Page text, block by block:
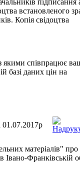
підписання
встановленого
Копія свідоцтва
якими співпрацює
базі даних цін на
01.07.2017р
матеріалів" про
Івано-Франківській